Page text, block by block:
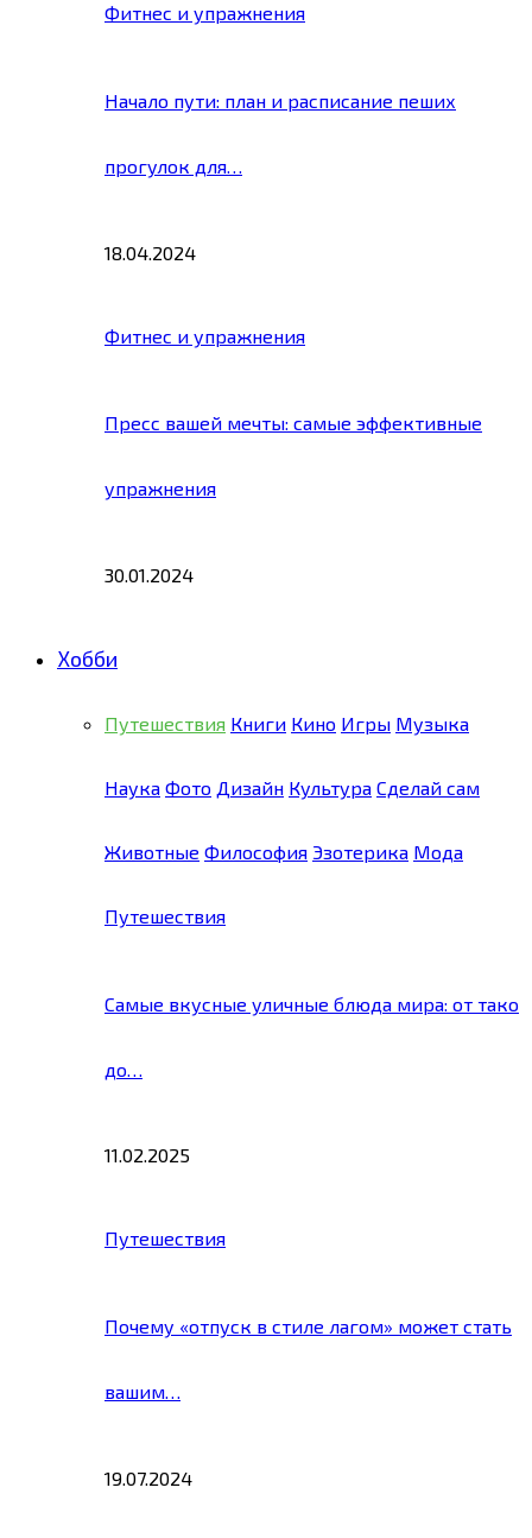
Фитнес и упражнения
Начало пути: план и расписание пеших
прогулок для…
18.04.2024
Фитнес и упражнения
Пресс вашей мечты: самые эффективные
упражнения
30.01.2024
Хобби
Путешествия Книги Кино Игры Музыка
Наука Фото Дизайн Культура Сделай сам
Животные Философия Эзотерика Мода
Путешествия
Самые вкусные уличные блюда мира: от тако
до…
11.02.2025
Путешествия
Почему «отпуск в стиле лагом» может стать
вашим…
19.07.2024